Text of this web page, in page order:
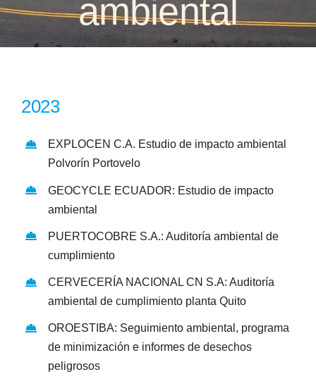
Certificados
ambiental
2023
EXPLOCEN C.A. Estudio de impacto ambiental
Polvorín Portovelo
GEOCYCLE ECUADOR: Estudio de impacto
ambiental
PUERTOCOBRE S.A.: Auditoría ambiental de
cumplimiento
CERVECERÍA NACIONAL CN S.A: Auditoría
ambiental de cumplimiento planta Quito
OROESTIBA: Seguimiento ambiental, programa
de minimización e informes de desechos
peligrosos